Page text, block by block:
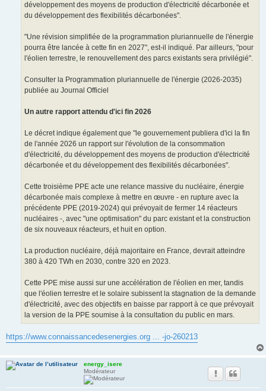
développement des moyens de production d'électricité décarbonée et
du développement des flexibilités décarbonées".
"Une révision simplifiée de la programmation pluriannuelle de l'énergie
pourra être lancée à cette fin en 2027", est-il indiqué. Par ailleurs, "pour
l'éolien terrestre, le renouvellement des parcs existants sera privilégié".
Consulter la Programmation pluriannuelle de l'énergie (2026-2035)
publiée au Journal Officiel
Un autre rapport attendu d'ici fin 2026
Le décret indique également que "le gouvernement publiera d'ici la fin
de l'année 2026 un rapport sur l'évolution de la consommation
d'électricité, du développement des moyens de production d'électricité
décarbonée et du développement des flexibilités décarbonées".
Cette troisième PPE acte une relance massive du nucléaire, énergie
décarbonée mais complexe à mettre en œuvre - en rupture avec la
précédente PPE (2019-2024) qui prévoyait de fermer 14 réacteurs
nucléaires -, avec "une optimisation" du parc existant et la construction
de six nouveaux réacteurs, et huit en option.
La production nucléaire, déjà majoritaire en France, devrait atteindre
380 à 420 TWh en 2030, contre 320 en 2023.
Cette PPE mise aussi sur une accélération de l'éolien en mer, tandis
que l'éolien terrestre et le solaire subissent la stagnation de la demande
d'électricité, avec des objectifs en baisse par rapport à ce que prévoyait
la version de la PPE soumise à la consultation du public en mars.
https://www.connaissancedesenergies.org ... -jo-260213
energy_isere
Modérateur